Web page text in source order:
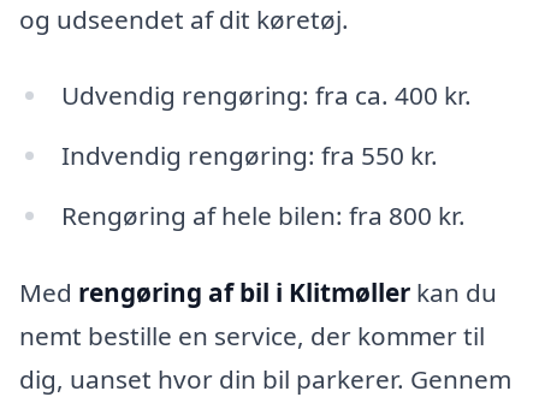
og udseendet af dit køretøj.
Udvendig rengøring: fra ca. 400 kr.
Indvendig rengøring: fra 550 kr.
Rengøring af hele bilen: fra 800 kr.
Med rengøring af bil i Klitmøller kan du
nemt bestille en service, der kommer til
dig, uanset hvor din bil parkerer. Gennem